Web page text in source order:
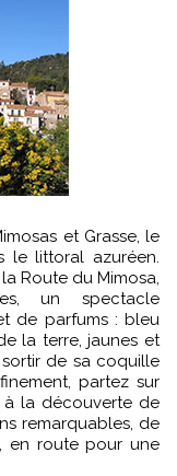
le littoral azuréen.
Route du Mimosa,
un spectacle
de parfums : bleu
la terre, jaunes et
de sa coquille
partez sur
la découverte de
remarquables, de
en route pour une